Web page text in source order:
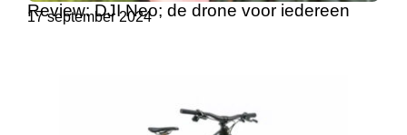
Review: DJI Neo; de drone voor iedereen
17 september 2024